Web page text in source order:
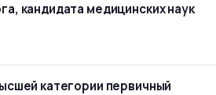
кандидата медицинских наук
категории первичный